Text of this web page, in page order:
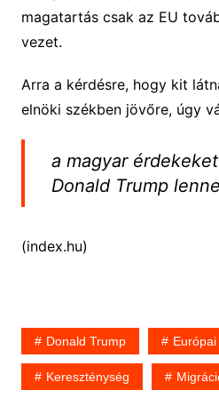
magatartás csak az EU
vezet.
Arra a kérdésre, hogy kit
elnöki székben jövőre, úgy
a magyar
Donald Trump
(index.hu)
Donald Trump
Kereszténység